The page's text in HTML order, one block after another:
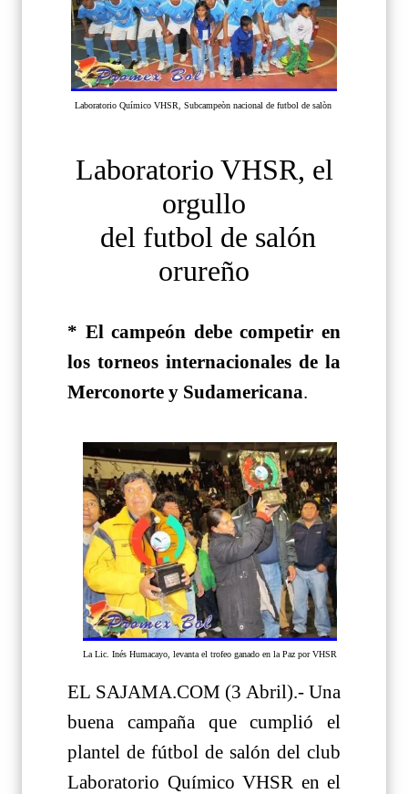
Laboratorio Químico VHSR, Subcampeòn nacional de futbol de salòn
Laboratorio VHSR, el
orgullo
del futbol de salón
orureño
* El campeón debe competir en
los torneos internacionales de la
Merconorte y Sudamericana.
La Lic. Inés Humacayo, levanta el trofeo ganado en la Paz por VHSR
EL SAJAMA.COM (3 Abril).- Una
buena campaña que cumplió el
plantel de fútbol de salón del club
Laboratorio Químico VHSR en el